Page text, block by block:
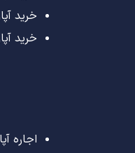
خرید
خرید
اجاره